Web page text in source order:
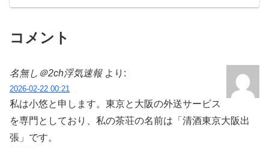
コメント
名無し＠2ch浮気速報 より:
2026-02-22 00:21
私は小悠と申します。東京と大阪の外送サービス
を専門としており、私の茶荘の名前は「清酒東京大阪出
張」です。